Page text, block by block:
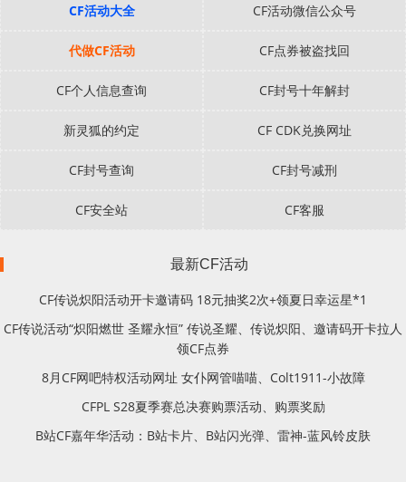
CF活动大全 CF活动微信公众号
代做CF活动 CF点券被盗找回
CF个人信息查询 CF封号十年解封
新灵狐的约定 CF CDK兑换网址
CF封号查询 CF封号减刑
CF安全站 CF客服
最新CF活动
CF传说炽阳活动开卡邀请码 18元抽奖2次+领夏日幸运星*1
CF传说活动“炽阳燃世 圣耀永恒” 传说圣耀、传说炽阳、邀请码开卡拉人
领CF点券
8月CF网吧特权活动网址 女仆网管喵喵、Colt1911-小故障
CFPL S28夏季赛总决赛购票活动、购票奖励
B站CF嘉年华活动：B站卡片、B站闪光弹、雷神-蓝风铃皮肤